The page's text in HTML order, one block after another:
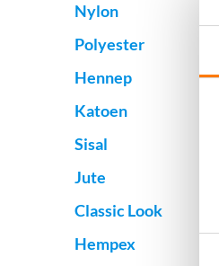
Nylon
Polyester
Hennep
Katoen
Sisal
Jute
Classic Look
Hempex